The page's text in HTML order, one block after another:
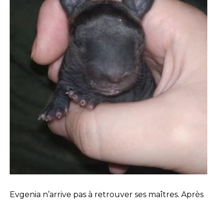
Evgenia n’arrive pas à retrouver ses maîtres. Après